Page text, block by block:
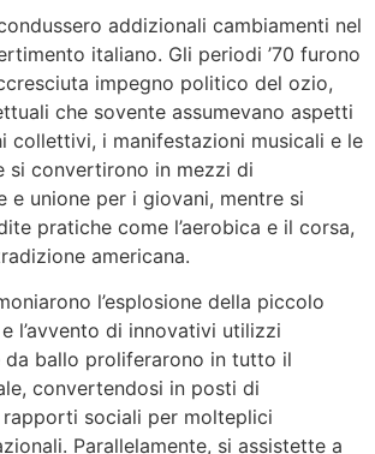
addizionali cambiamenti nel
italiano. Gli periodi ’70 furono
impegno politico del ozio,
che sovente assumevano aspetti
collettivi, i manifestazioni musicali e le
si convertirono in mezzi di
e unione per i giovani, mentre si
pratiche come l’aerobica e il corsa,
americana.
l’esplosione della piccolo
l’avvento di innovativi utilizzi
da ballo proliferarono in tutto il
convertendosi in posti di
sociali per molteplici
Parallelamente, si assistette a